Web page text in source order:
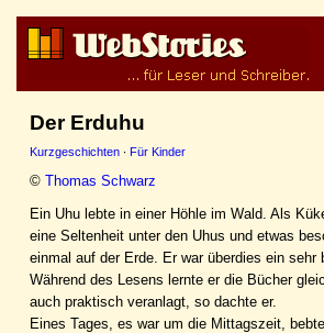
Der Erduhu
Kurzgeschichten · Für Kinder
© Thomas Schwarz
Ein Uhu lebte in einer Höhle im Wald. Als
eine Seltenheit unter den Uhus und etwas
einmal auf der Erde. Er war überdies ein
Während des Lesens lernte er die Bücher
auch praktisch veranlagt, so dachte er.
Eines Tages, es war um die Mittagszeit,